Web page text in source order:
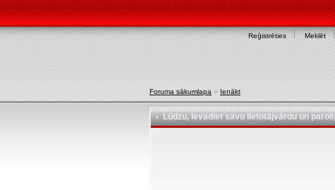
Reģistrēties Meklēt
Foruma sākumlapa » Ienākt
Lūdzu, ievadiet savu lietotājvārdu un